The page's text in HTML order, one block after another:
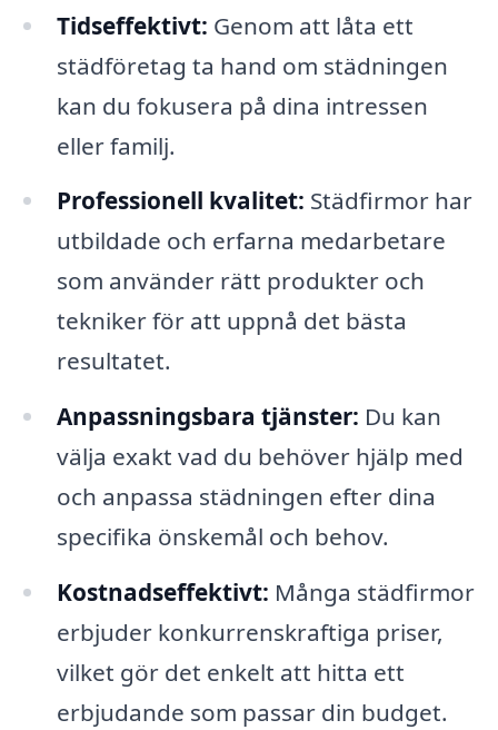
Tidseffektivt: Genom att låta ett
städföretag ta hand om städningen
kan du fokusera på dina intressen
eller familj.
Professionell kvalitet: Städfirmor har
utbildade och erfarna medarbetare
som använder rätt produkter och
tekniker för att uppnå det bästa
resultatet.
Anpassningsbara tjänster: Du kan
välja exakt vad du behöver hjälp med
och anpassa städningen efter dina
specifika önskemål och behov.
Kostnadseffektivt: Många städfirmor
erbjuder konkurrenskraftiga priser,
vilket gör det enkelt att hitta ett
erbjudande som passar din budget.